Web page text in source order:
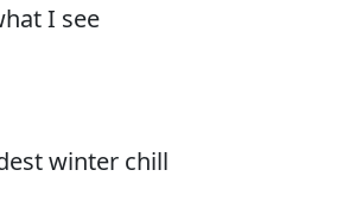
I see
winter chill